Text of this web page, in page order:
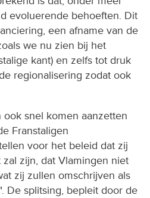
evoluerende behoeften. Dit
een afname van de
we nu zien bij het
kant) en zelfs tot druk
regionalisering zodat ook
snel komen aanzetten
Franstaligen
voor het beleid dat zij
zijn, dat Vlamingen niet
zij zullen omschrijven als
De splitsing, bepleit door de